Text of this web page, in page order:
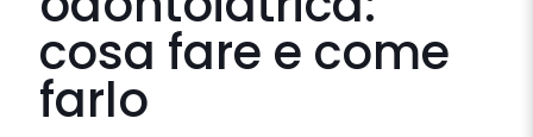
cosa fare e come
farlo